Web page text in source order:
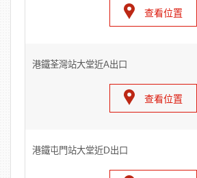
查看位置
港鐵荃灣站大堂近A出口
查看位置
港鐵屯門站大堂近D出口